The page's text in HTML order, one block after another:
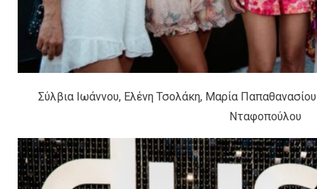
Σύλβια Ιωάννου, Ελένη Τσολάκη, Μαρία
Νταφοπούλου